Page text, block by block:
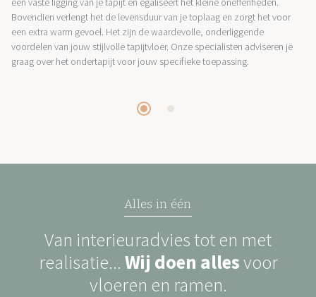
Bovendien verlengt het de levensduur van je toplaag en zorgt het voor
een extra warm gevoel. Het zijn de waardevolle, onderliggende
voordelen van jouw stijlvolle tapijtvloer. Onze specialisten adviseren je
graag over het ondertapijt voor jouw specifieke toepassing.
Alles in één
Van interieuradvies tot en met
realisatie... Wij doen allesvoor
vloeren en ramen.